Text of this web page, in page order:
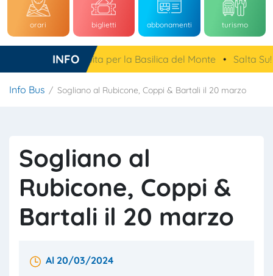
orari biglietti abbonamenti turismo
INFO
navetta gratuita per la Basilica del Monte • Salta Su! •
Info Bus Sogliano al Rubicone, Coppi & Bartali il 20 marzo
Sogliano al
Rubicone, Coppi &
Bartali il 20 marzo
Al 20/03/2024